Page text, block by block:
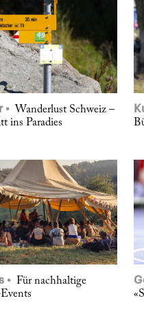
Wanderlust Schweiz –
ins Paradies
Für nachhaltige